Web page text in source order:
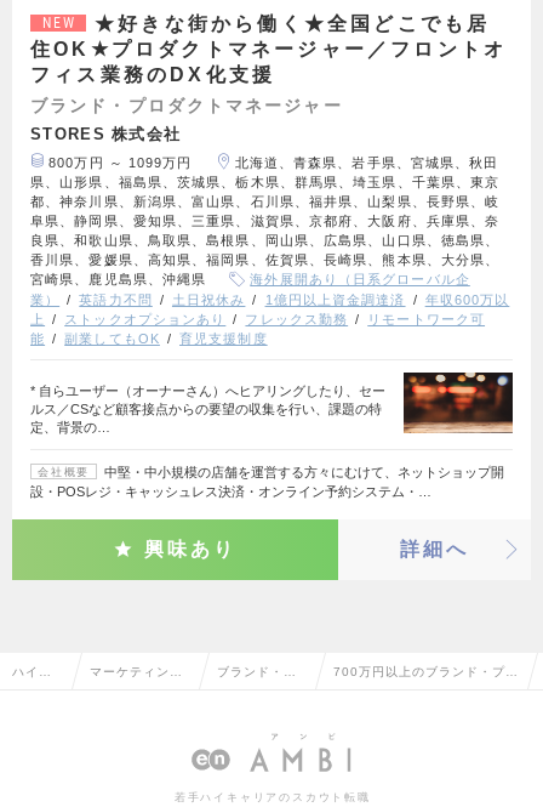
NEW
★好きな街から働く★全国どこでも居
住OK★プロダクトマネージャー／フロントオ
フィス業務のDX化支援
ブランド・プロダクトマネージャー
STORES 株式会社
800万円 ～ 1099万円
北海道、青森県、岩手県、宮城県、秋田
県、山形県、福島県、茨城県、栃木県、群馬県、埼玉県、千葉県、東京
都、神奈川県、新潟県、富山県、石川県、福井県、山梨県、長野県、岐
阜県、静岡県、愛知県、三重県、滋賀県、京都府、大阪府、兵庫県、奈
良県、和歌山県、鳥取県、島根県、岡山県、広島県、山口県、徳島県、
香川県、愛媛県、高知県、福岡県、佐賀県、長崎県、熊本県、大分県、
宮崎県、鹿児島県、沖縄県
海外展開あり（日系グローバル企
業）
英語力不問 土日祝休み 1億円以上資金調達済
年収600万以
上
ストックオプションあり フレックス勤務
リモートワーク可
能
副業してもOK 育児支援制度
* 自らユーザー（オーナーさん）へヒアリングしたり、セー
ルス／CSなど顧客接点からの要望の収集を行い、課題の特
定、背景の…
会社概要
中堅・中小規模の店舗を運営する方々にむけて、ネットショップ開
設・POSレジ・キャッシュレス決済・オンライン予約システム・…
興味あり 詳細へ
ハイク マーケティン ブランド・プ
ージャー
700万円以上のブランド・プロ
求人情報一覧
若手ハイキャリアのスカウト転職